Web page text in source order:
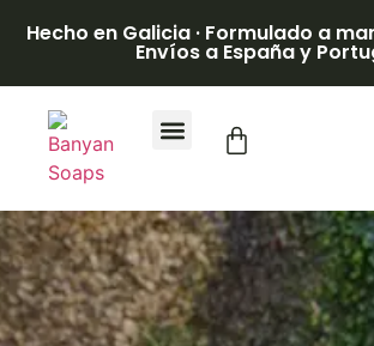
Hecho en Galicia · Formulado a
Envíos a España y